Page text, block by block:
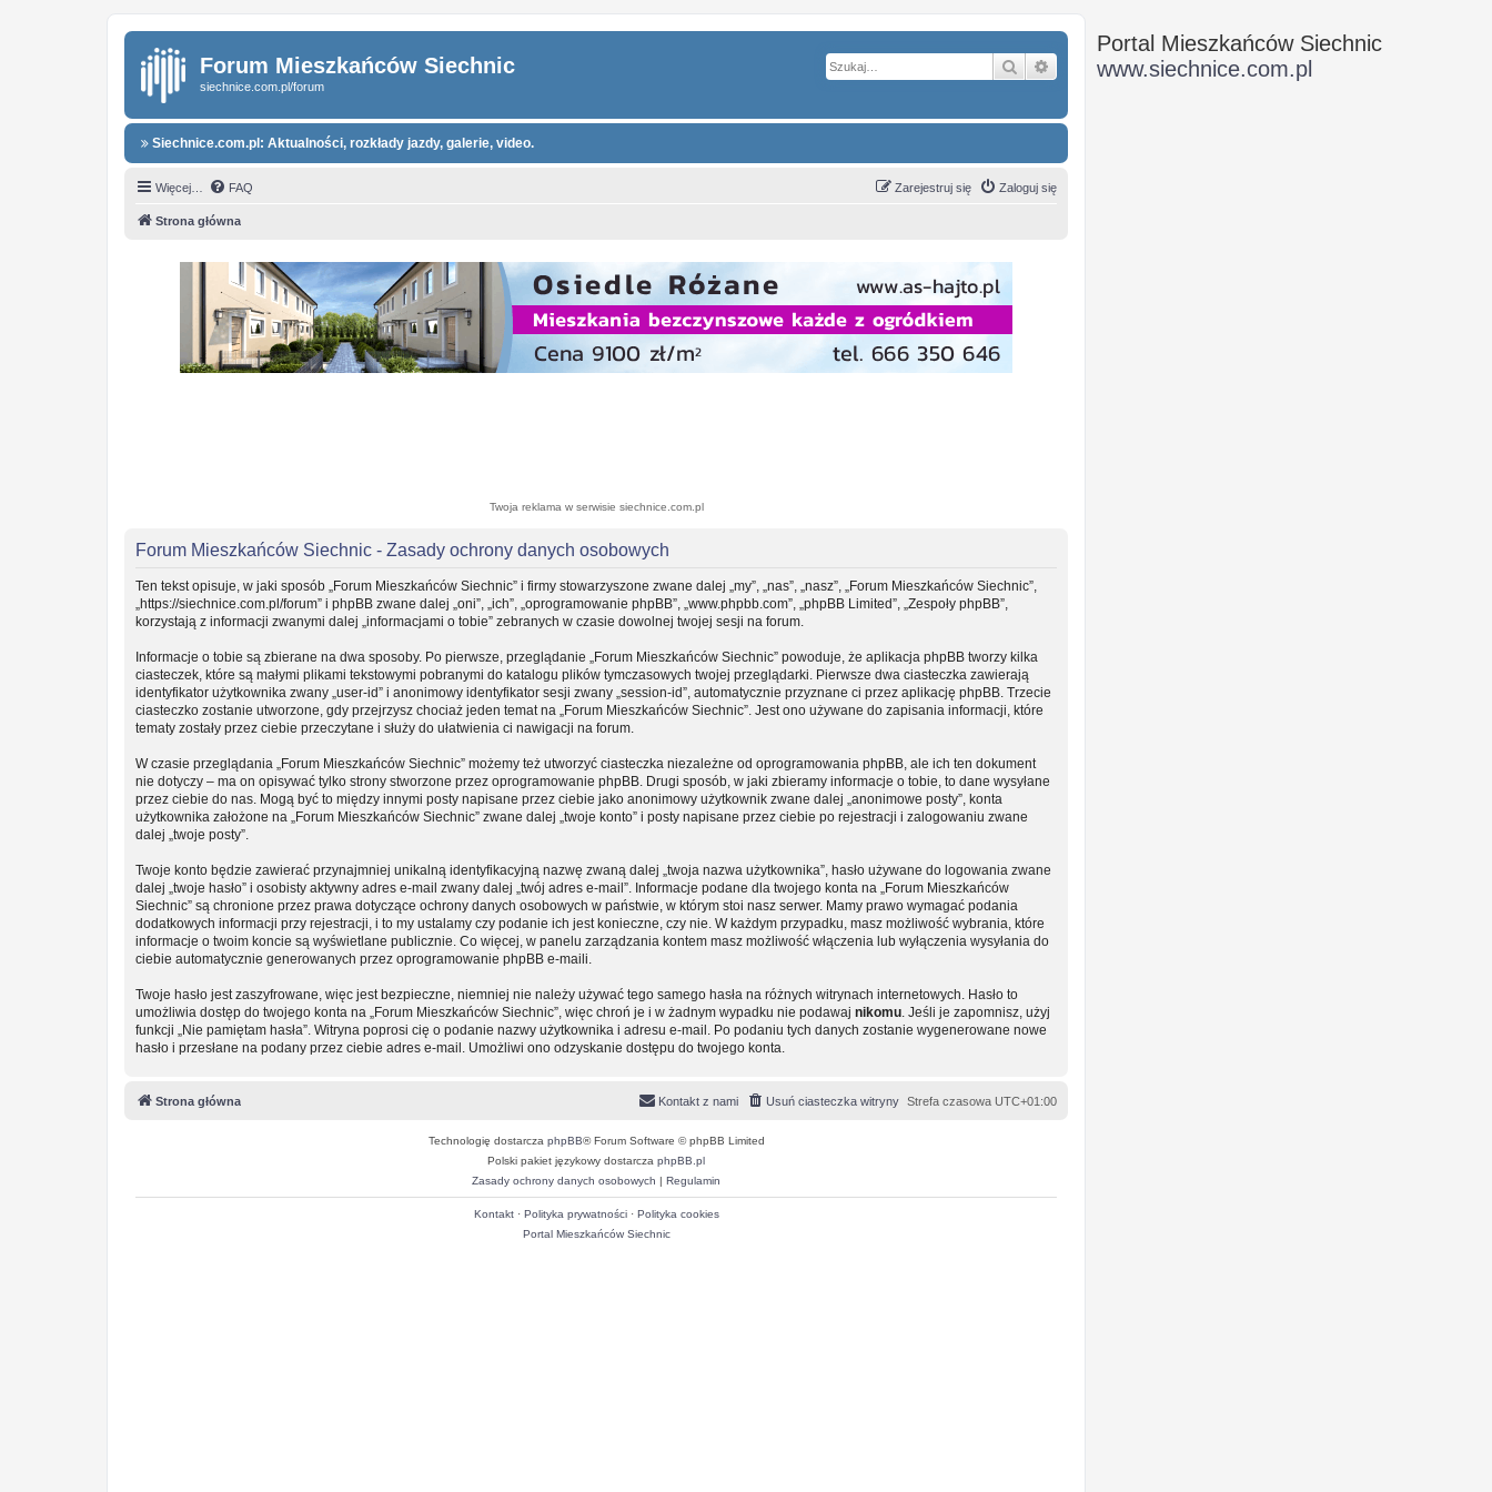
Forum Mieszkańców Siechnic
siechnice.com.pl/forum
Szukaj Wyszukiwanie zaawansowane
Siechnice.com.pl: Aktualności, rozkłady jazdy, galerie, video.
Więcej… FAQ Zaloguj się
Zarejestruj się
Strona główna
Twoja reklama w serwisie siechnice.com.pl
Forum Mieszkańców Siechnic - Zasady ochrony danych osobowych
Ten tekst opisuje, w jaki sposób „Forum Mieszkańców Siechnic” i firmy stowarzyszone zwane dalej „my”, „nas”, „nasz”, „Forum Mieszkańców Siechnic”,
„https://siechnice.com.pl/forum” i phpBB zwane dalej „oni”, „ich”, „oprogramowanie phpBB”, „www.phpbb.com”, „phpBB Limited”, „Zespoły phpBB”,
korzystają z informacji zwanymi dalej „informacjami o tobie” zebranych w czasie dowolnej twojej sesji na forum.
Informacje o tobie są zbierane na dwa sposoby. Po pierwsze, przeglądanie „Forum Mieszkańców Siechnic” powoduje, że aplikacja phpBB tworzy kilka
ciasteczek, które są małymi plikami tekstowymi pobranymi do katalogu plików tymczasowych twojej przeglądarki. Pierwsze dwa ciasteczka zawierają
identyfikator użytkownika zwany „user-id” i anonimowy identyfikator sesji zwany „session-id”, automatycznie przyznane ci przez aplikację phpBB. Trzecie
ciasteczko zostanie utworzone, gdy przejrzysz chociaż jeden temat na „Forum Mieszkańców Siechnic”. Jest ono używane do zapisania informacji, które
tematy zostały przez ciebie przeczytane i służy do ułatwienia ci nawigacji na forum.
W czasie przeglądania „Forum Mieszkańców Siechnic” możemy też utworzyć ciasteczka niezależne od oprogramowania phpBB, ale ich ten dokument
nie dotyczy – ma on opisywać tylko strony stworzone przez oprogramowanie phpBB. Drugi sposób, w jaki zbieramy informacje o tobie, to dane wysyłane
przez ciebie do nas. Mogą być to między innymi posty napisane przez ciebie jako anonimowy użytkownik zwane dalej „anonimowe posty”, konta
użytkownika założone na „Forum Mieszkańców Siechnic” zwane dalej „twoje konto” i posty napisane przez ciebie po rejestracji i zalogowaniu zwane
dalej „twoje posty”.
Twoje konto będzie zawierać przynajmniej unikalną identyfikacyjną nazwę zwaną dalej „twoja nazwa użytkownika”, hasło używane do logowania zwane
dalej „twoje hasło” i osobisty aktywny adres e-mail zwany dalej „twój adres e-mail”. Informacje podane dla twojego konta na „Forum Mieszkańców
Siechnic” są chronione przez prawa dotyczące ochrony danych osobowych w państwie, w którym stoi nasz serwer. Mamy prawo wymagać podania
dodatkowych informacji przy rejestracji, i to my ustalamy czy podanie ich jest konieczne, czy nie. W każdym przypadku, masz możliwość wybrania, które
informacje o twoim koncie są wyświetlane publicznie. Co więcej, w panelu zarządzania kontem masz możliwość włączenia lub wyłączenia wysyłania do
ciebie automatycznie generowanych przez oprogramowanie phpBB e-maili.
Twoje hasło jest zaszyfrowane, więc jest bezpieczne, niemniej nie należy używać tego samego hasła na różnych witrynach internetowych. Hasło to
umożliwia dostęp do twojego konta na „Forum Mieszkańców Siechnic”, więc chroń je i w żadnym wypadku nie podawaj nikomu . Jeśli je zapomnisz, użyj
funkcji „Nie pamiętam hasła”. Witryna poprosi cię o podanie nazwy użytkownika i adresu e-mail. Po podaniu tych danych zostanie wygenerowane nowe
hasło i przesłane na podany przez ciebie adres e-mail. Umożliwi ono odzyskanie dostępu do twojego konta.
Strona główna Strefa czasowa UTC+01:00
Usuń ciasteczka witryny
Kontakt z nami
Technologię dostarcza phpBB® Forum Software © phpBB Limited
Polski pakiet językowy dostarcza phpBB.pl
Zasady ochrony danych osobowych | Regulamin
Kontakt· Polityka prywatności· Polityka cookies
Portal Mieszkańców Siechnic
Portal Mieszkańców Siechnic
www.siechnice.com.pl